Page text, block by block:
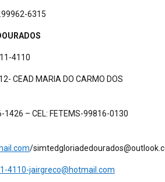
6315
4110
CEAD MARIA DO CARMO DOS
1426 – CEL: FETEMS-99816-0130
/
4110-jairgreco@hotmail.com